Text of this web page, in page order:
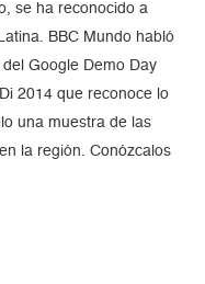
se ha reconocido a
BBC Mundo habló
Google Demo Day
2014 que reconoce lo
una muestra de las
la región. Conózcalos